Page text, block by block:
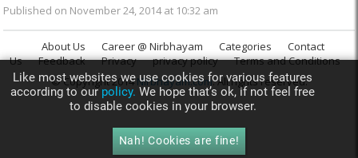
Published on November 24, 2014 at 10:32 am
About Us Career @ Nirbhayam Categories
Contact
Us
Feedback Privacy privacy policy
Terms and Conditions
© Copyright 2014Nirbhayam.com. All rights reserved.
Like most websites we use cookies for various features
according to ourpolicy. We hope that’s ok, if not feel free
to disable cookies in your browser.
Nah! Cookies are fine!